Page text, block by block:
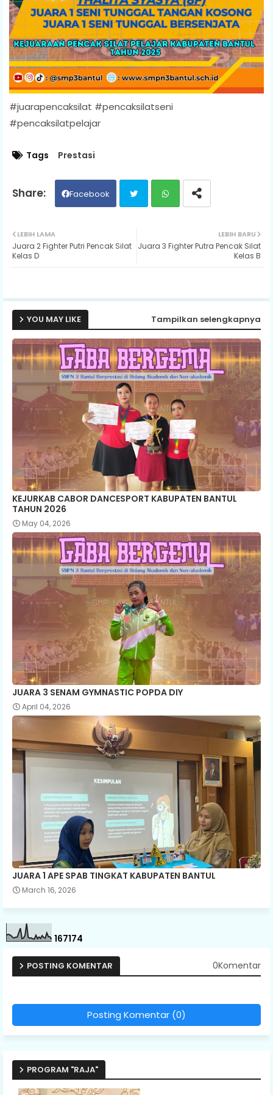
#juarapencaksilat #pencaksilatseni
#pencaksilatpelajar
Tags Prestasi
Facebook
ter ats
p
LEBIH BARU
Juara 3 Fighter Putra Pencak Silat
Kelas B
LEBIH LAMA
Juara 2 Fighter Putri Pencak Silat
Kelas D
YOU MAY LIKE Tampilkan selengkapnya
KEJURKAB CABOR DANCESPORT KABUPATEN BANTUL
TAHUN 2026
May 04, 2026
JUARA 3 SENAM GYMNASTIC POPDA DIY
April 04, 2026
JUARA 1 APE SPAB TINGKAT KABUPATEN BANTUL
March 16, 2026
167174
POSTING KOMENTAR 0Komentar
Posting Komentar (0)
PROGRAM "RAJA"